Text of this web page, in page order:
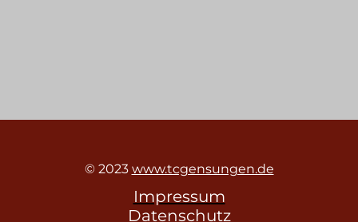
© 2023 www.tcgensungen.de
Impressum
Datenschutz